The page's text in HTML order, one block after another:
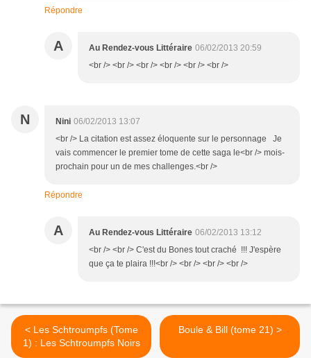
Répondre
A Au Rendez-vous Littéraire 06/02/2013 20:59
<br /> <br /> <br /> <br /> <br /> <br />
N Nini 06/02/2013 13:07
<br /> La citation est assez éloquente sur le personnage Je
vais commencer le premier tome de cette saga le<br /> mois-
prochain pour un de mes challenges.<br />
Répondre
A Au Rendez-vous Littéraire 06/02/2013 13:12
<br /> <br /> C'est du Bones tout craché !!! J'espère
que ça te plaira !!!<br /> <br /> <br /> <br />
< Les Schtroumpfs (Tome
1) : Les Schtroumpfs Noirs
Boule & Bill (tome 21) >